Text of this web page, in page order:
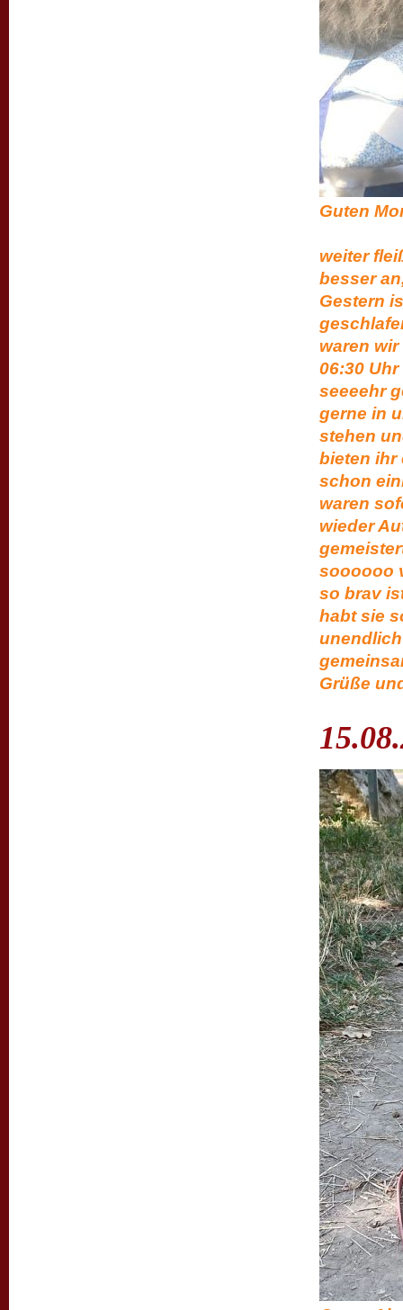
weiter
besser
Gestern
waren
06:30
seeeehr
gerne in
stehen
bieten ihr
schon
waren
wieder
soooooo
so brav
habt sie
Grüße